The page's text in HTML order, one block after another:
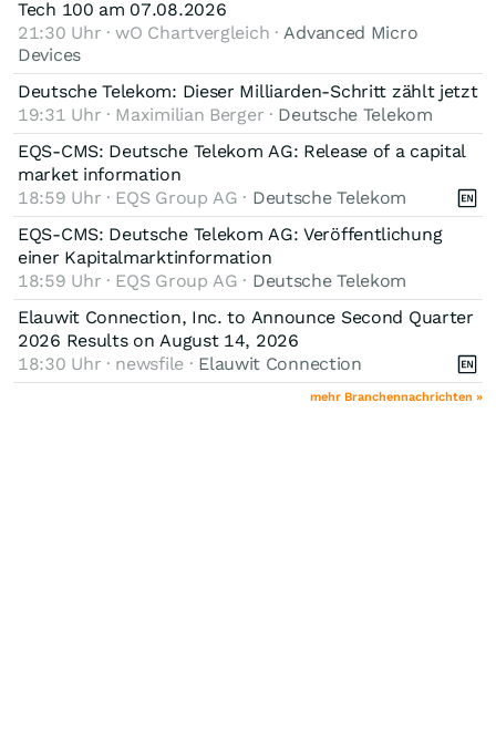
Tech 100 am 07.08.2026
21:30 Uhr · wO Chartvergleich · Advanced Micro
Devices
Deutsche Telekom: Dieser Milliarden-Schritt zählt jetzt
19:31 Uhr · Maximilian Berger · Deutsche Telekom
EQS-CMS: Deutsche Telekom AG: Release of a capital
market information
18:59 Uhr · EQS Group AG · Deutsche Telekom
EQS-CMS: Deutsche Telekom AG: Veröffentlichung
einer Kapitalmarktinformation
18:59 Uhr · EQS Group AG · Deutsche Telekom
Elauwit Connection, Inc. to Announce Second Quarter
2026 Results on August 14, 2026
18:30 Uhr · newsfile · Elauwit Connection
mehr Branchennachrichten »